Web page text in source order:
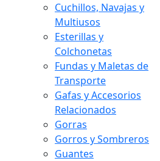
Cuchillos, Navajas y
Multiusos
Esterillas y
Colchonetas
Fundas y Maletas de
Transporte
Gafas y Accesorios
Relacionados
Gorras
Gorros y Sombreros
Guantes